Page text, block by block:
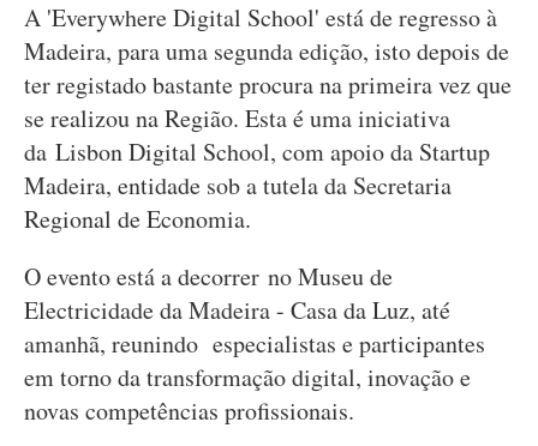
A 'Everywhere Digital School' está de regresso à
Madeira, para uma segunda edição, isto depois de
ter registado bastante procura na primeira vez que
se realizou na Região. Esta é uma iniciativa
da Lisbon Digital School, com apoio da Startup
Madeira, entidade sob a tutela da Secretaria
Regional de Economia.
O evento está a decorrer no Museu de
Electricidade da Madeira - Casa da Luz, até
amanhã, reunindo especialistas e participantes
em torno da transformação digital, inovação e
novas competências profissionais.